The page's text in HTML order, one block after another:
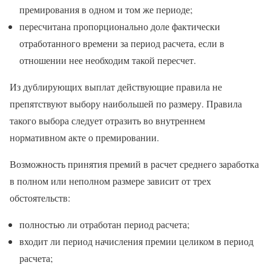
премирования в одном и том же периоде;
пересчитана пропорционально доле фактически
отработанного времени за период расчета, если в
отношении нее необходим такой пересчет.
Из дублирующих выплат действующие правила не
препятствуют выбору наибольшей по размеру. Правила
такого выбора следует отразить во внутреннем
нормативном акте о премировании.
Возможность принятия премий в расчет среднего заработка
в полном или неполном размере зависит от трех
обстоятельств:
полностью ли отработан период расчета;
входит ли период начисления премии целиком в период
расчета;